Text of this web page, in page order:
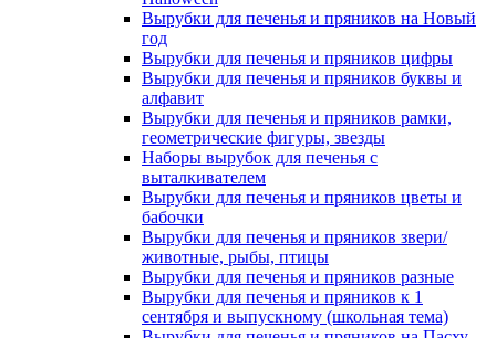
Вырубки для печенья и пряников на Новый
год
Вырубки для печенья и пряников цифры
Вырубки для печенья и пряников буквы и
алфавит
Вырубки для печенья и пряников рамки,
геометрические фигуры, звезды
Наборы вырубок для печенья с
выталкивателем
Вырубки для печенья и пряников цветы и
бабочки
Вырубки для печенья и пряников звери/
животные, рыбы, птицы
Вырубки для печенья и пряников разные
Вырубки для печенья и пряников к 1
сентября и выпускному (школьная тема)